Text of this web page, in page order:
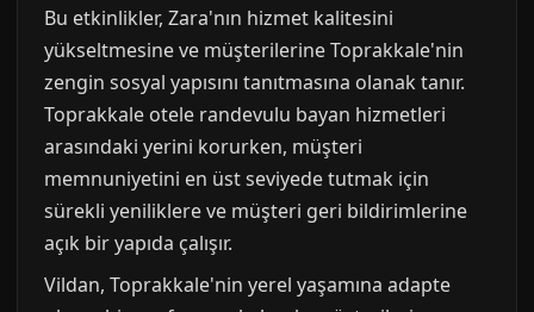
Bu etkinlikler, Zara'nın hizmet kalitesini
yükseltmesine ve müşterilerine Toprakkale'nin
zengin sosyal yapısını tanıtmasına olanak tanır.
Toprakkale otele randevulu bayan hizmetleri
arasındaki yerini korurken, müşteri
memnuniyetini en üst seviyede tutmak için
sürekli yeniliklere ve müşteri geri bildirimlerine
açık bir yapıda çalışır.
Vildan, Toprakkale'nin yerel yaşamına adapte